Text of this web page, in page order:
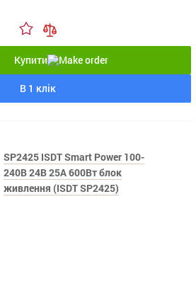
Купити
В 1 клік
SP2425 ISDT Smart Power 100-
240В 24В 25А 600Вт блок
живлення (ISDT SP2425)